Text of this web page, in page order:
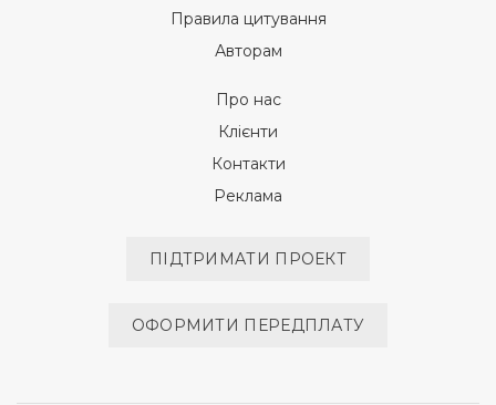
Правила цитування
Авторам
Про нас
Клієнти
Контакти
Реклама
ПІДТРИМАТИ ПРОЕКТ
ОФОРМИТИ ПЕРЕДПЛАТУ